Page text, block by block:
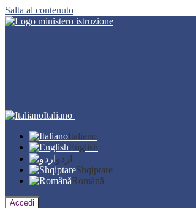
Salta al contenuto
Italiano
Italiano
English
اردو
Shqiptare
Română
Accedi